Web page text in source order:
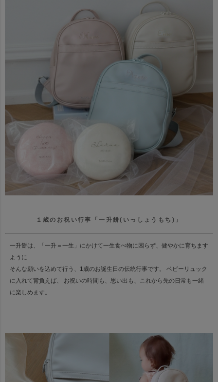
１歳のお祝い行事「一升餅(いっしょうもち)」
一升餅は、「一升＝一生」にかけて一生食べ物に困らず、健やかに育ちます
ように
そんな願いを込めて行う、1歳のお誕生日の伝統行事です。 ベビーリュック
に入れて背負えば、 お祝いの時間も、思い出も、これから先の日常も一緒
に楽しめます。